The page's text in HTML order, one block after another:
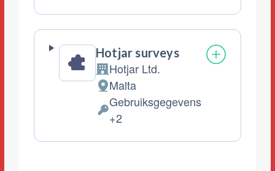
Hotjar surveys
Bedrijf:
Hotjar Ltd.
Verwerkingslocatie:
Malta
Verwerkte
Gebruiksgegevens
+2